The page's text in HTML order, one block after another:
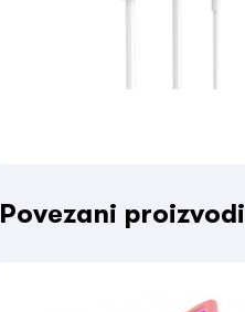
Povezani proizvodi